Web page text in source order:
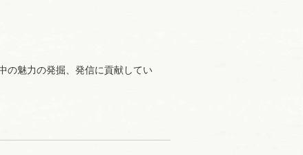
の魅力の発掘、発信に貢献してい